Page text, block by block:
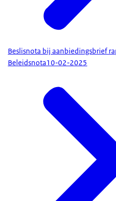
Beslisnota bij aanbiedingsbrief
Beleidsnota10-02-2025